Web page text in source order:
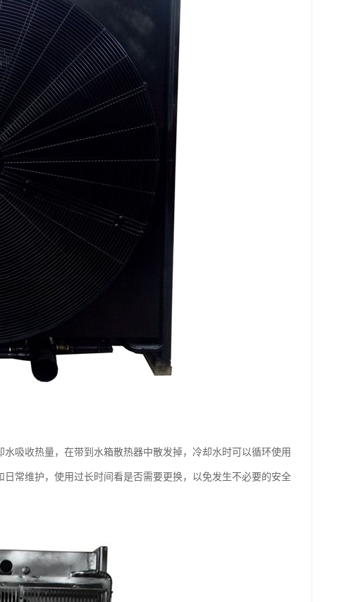
吸收热量，在带到水箱散热器中散发掉，冷却水时可以循环使用
常维护，使用过长时间看是否需要更换，以免发生不必要的安全